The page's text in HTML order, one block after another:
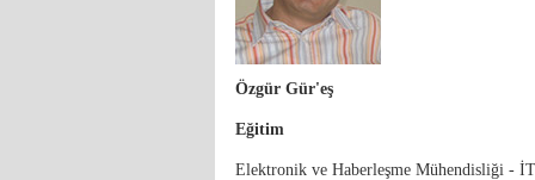
Özgür Gür'eş
Eğitim
Elektronik ve Haberleşme Mühendisliği -